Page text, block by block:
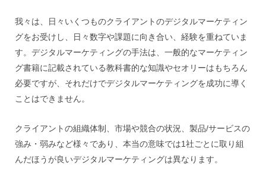
我々は、日々いくつものクライアントのデジタルマーケティン
グをお受けし、日々数字や課題に向き合い、経験を重ねていま
す。デジタルマーケティングの手法は、一般的なマーケティン
グ書籍に記載されている教科書的な知識やセオリーはもちろん
必要ですが、それだけでデジタルマーケティングを成功に導く
ことはできません。
クライアントの組織体制、市場や競合の状況、製品/サービスの
強み・弱みなど様々であり、本当の意味では1社ごとに取り組
んだほうが良いデジタルマーケティングは異なります。